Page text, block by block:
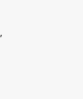
,